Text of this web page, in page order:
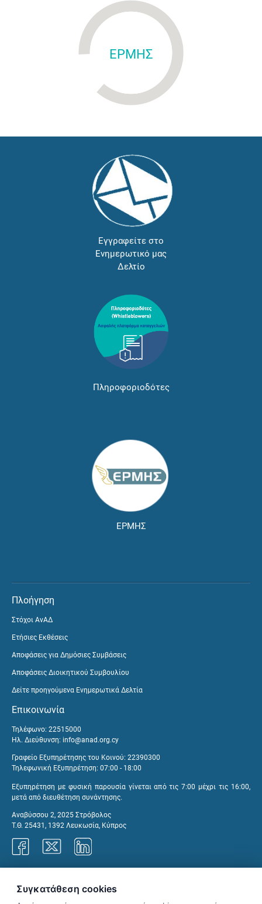
ΕΡΜΗΣ
Εγγραφείτε στο
Ενημερωτικό μας
Δελτίο
Πληροφοριοδότες
ΕΡΜΗΣ
Πλοήγηση
Στόχοι ΑνΑΔ
Ετήσιες Εκθέσεις
Αποφάσεις για Δημόσιες Συμβάσεις
Αποφάσεις Διοικητικού Συμβουλίου
Δείτε προηγούμενα Ενημερωτικά Δελτία
Επικοινωνία
Τηλέφωνο: 22515000
Ηλ. Διεύθυνση: info@anad.org.cy
Γραφείο Εξυπηρέτησης του Κοινού: 22390300
Τηλεφωνική Εξυπηρέτηση: 07:00 - 18:00
Εξυπηρέτηση με φυσική παρουσία γίνεται από τις 7:00 μέχρι τις 16:00,
μετά από διευθέτηση συνάντησης.
Αναβύσσου 2, 2025 Στρόβολος
Τ.Θ. 25431, 1392 Λευκωσία, Κύπρος
Συγκατάθεση cookies